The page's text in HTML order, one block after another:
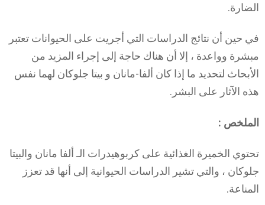
الضارة.
في حين أن نتائج الدراسات التي أجريت على الحيوانات تعتبر
مبشرة وواعدة ، إلا أن هناك حاجة إلى إجراء المزيد من
الأبحاث لتحديد ما إذا كان ألفا-مانان و بيتا جلوكان لهما نفس
هذه الآثار على البشر.
الملخص :
تحتوي الخميرة الغذائية على كربوهيدرات الـ ألفا مانان والبيتا
جلوكان ، والتي تشير الدراسات الحيوانية إلى أنها قد تعزز
المناعة.